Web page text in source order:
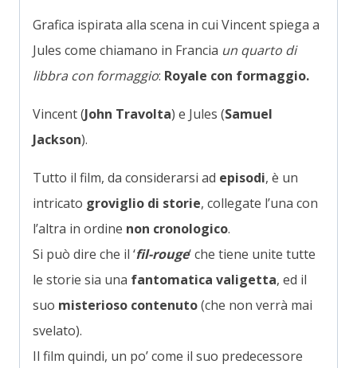
Grafica ispirata alla scena in cui Vincent spiega a
Jules come chiamano in Francia un quarto di
libbra con formaggio: Royale con formaggio.
Vincent (John Travolta) e Jules (Samuel
Jackson).
Tutto il film, da considerarsi ad episodi, è un
intricato groviglio di storie, collegate l’una con
l’altra in ordine non cronologico.
Si può dire che il ‘fil-rouge‘ che tiene unite tutte
le storie sia una fantomatica valigetta, ed il
suo misterioso contenuto(che non verrà mai
svelato).
Il film quindi, un po’ come il suo predecessore